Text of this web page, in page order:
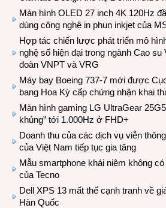
Màn hình OLED 27 inch 4K 120Hz
dùng công nghệ in phun inkjet của
Hợp tác chiến lược phát triển mô
nghệ số hiện đại trong ngành Cao
đoàn VNPT và VRG
Máy bay Boeing 737-7 mới được
bang Hoa Kỳ cấp chứng nhận khai
Màn hình gaming LG UltraGear
khủng” tới 1.000Hz ở FHD+
Doanh thu của các dịch vụ viễn
của Việt Nam tiếp tục gia tăng
Mẫu smartphone khái niệm không
của Tecno
Dell XPS 13 mất thế cạnh tranh về
Hàn Quốc